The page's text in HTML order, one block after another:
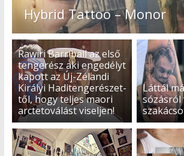
Hybrid Tattoo – Monor
Rawiri Barriball az első
tengerész aki engedélyt
kapott az Új-Zélandi
Királyi Haditengerészet-
től, hogy teljes maori
arctetoválást viseljen!
Láttál